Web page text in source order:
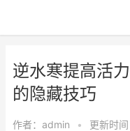
逆水寒提高活
的隐藏技巧
作者： admin • 更新时